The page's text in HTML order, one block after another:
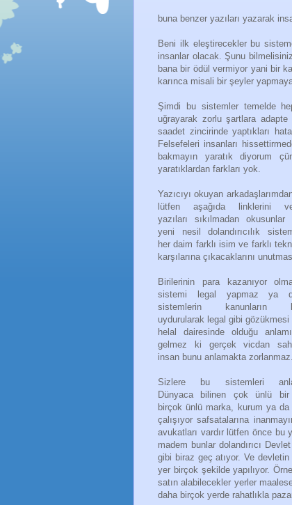
buna benzer yazıları yazarak
Beni ilk eleştirecekler bu
insanlar olacak. Şunu
bana bir ödül vermiyor yani bir
karınca misali bir şeyler
Şimdi bu sistemler temelde
uğrayarak zorlu şartlara
saadet zincirinde yaptıkları
Felsefeleri insanları
bakmayın yaratık diyorum
yaratıklardan farkları yok.
Yazıcıyı okuyan
lütfen aşağıda linklerini
yazıları sıkılmadan
yeni nesil dolandırıcılık
her daim farklı isim ve farklı
karşılarına çıkacaklarını
Birilerinin para kazanıyor
sistemi legal yapmaz ya
sistemlerin kanunların
uydurularak legal gibi gözükmesi
helal dairesinde olduğu
gelmez ki gerçek vicdan
insan bunu anlamakta zorlanmaz.
Sizlere bu sistemleri
Dünyaca bilinen çok ünlü
birçok ünlü marka, kurum ya
çalışıyor safsatalarına
avukatları vardır lütfen önce bu
madem bunlar dolandırıcı
gibi biraz geç atıyor. Ve
yer birçok şekilde yapılıyor.
satın alabilecekler yerler
daha birçok yerde rahatlıkla